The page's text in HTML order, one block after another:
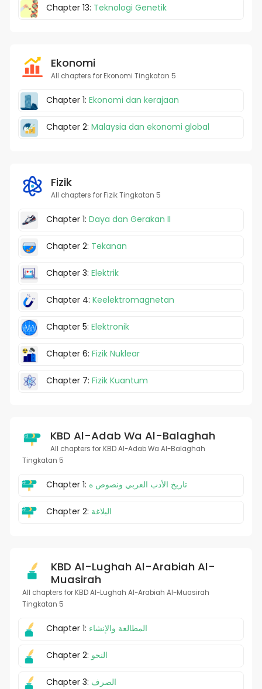
Chapter 13: Teknologi Genetik
Ekonomi
All chapters for Ekonomi Tingkatan 5
Chapter 1:Ekonomi dan kerajaan
Chapter 2:Malaysia dan ekonomi global
Fizik
All chapters for Fizik Tingkatan 5
Chapter 1:Daya dan Gerakan II
Chapter 2: Tekanan
Chapter 3:Elektrik
Chapter 4:Keelektromagnetan
Chapter 5:Elektronik
Chapter 6:Fizik Nuklear
Chapter 7:Fizik Kuantum
KBD Al-Adab Wa Al-Balaghah
All chapters for KBD Al-Adab Wa Al-Balaghah
Tingkatan 5
Chapter 1: تاريخ الأدب العربي ونصوص ه
Chapter 2: البلاغة
KBD Al-Lughah Al-Arabiah Al-
Muasirah
All chapters for KBD Al-Lughah Al-Arabiah Al-Muasirah
Tingkatan 5
Chapter 1: المطالعة والإنشاء
Chapter 2: النحو
Chapter 3: الصرف